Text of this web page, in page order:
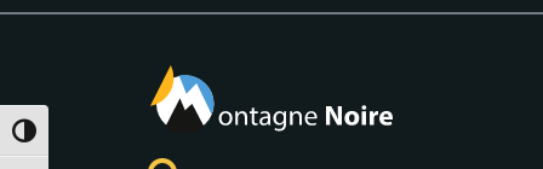
Alternar alto contraste